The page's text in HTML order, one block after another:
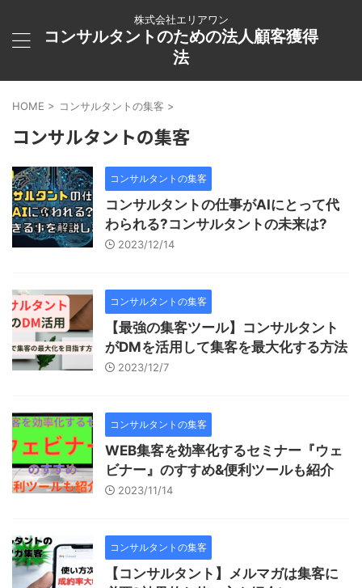
株式会社エリアワン
コンサルタントのための法人顧客獲得
法
HOME > コンサルタントの集客 >
コンサルタントの集客
コンサルタントの集客
コンサルタントの仕事がAIにとって代
わられる?コンサルタントの未来は?
2023/12/14
コンサルタントの集客
【最強の集客ツール】コンサルタント
がDMを活用して集客を最大化する方法
2023/12/7
コンサルタントの集客
WEB集客を効率化するセミナー『ウェ
ビナー』のすすめ&便利ツールも紹介
2023/11/14
コンサルタントの集客
【コンサルタント】メルマガは集客に